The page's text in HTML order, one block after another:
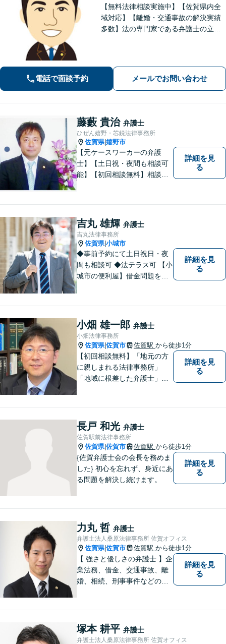
【無料法律相談実施中】【佐賀県内全
域対応】【離婚・交通事故の解決実績
多数】法の専門家である弁護士の立場
電話で面談予約 メールでお問い合わせ
藤藪 貴治 弁護士
ひぜん嬉野・芯鋭法律事務所
佐賀県|嬉野市
【元ケースワーカーの弁護
士】【土日祝・夜間も相談可
能】【初回相談無料】相談者
します。相続／離婚・男女問
題／交通事故／債務整理／労
働問題など幅広く対応可能で
す。
詳細を見
る
吉丸 雄輝 弁護士
吉丸法律事務所
佐賀県|小城市
◆事前予約にて土日祝日・夜
間も相談可 ◆法テラス可 【小
城市の便利屋】借金問題を中
詳細を見
る
小畑 雄一郎 弁護士
小畑法律事務所
佐賀県|佐賀市 佐賀駅 から徒歩1分
【初回相談無料】「地元の方
に親しまれる法律事務所」
「地域に根差した弁護士」を
など幅広く対応しております
ので、まずはお気軽にご相談
下さい。【JR佐賀駅1分】
【子連れ相談可】
詳細を見
る
長戸 和光 弁護士
佐賀駅前法律事務所
佐賀県|佐賀市 佐賀駅 から徒歩1分
{佐賀弁護士会の会長を務めま
した} 初心を忘れず、身近にあ
る問題を解決し続けます。
詳細を見
る
力丸 哲 弁護士
弁護士法人桑原法律事務所 佐賀オフィス
佐賀県|佐賀市 佐賀駅 から徒歩1分
【 強さと優しさの弁護士 】企
業法務、借金、交通事故、離
婚、相続、刑事事件などのご
なリーガルサービスを提供い
たします。
詳細を見
る
塚本 耕平 弁護士
弁護士法人桑原法律事務所 佐賀オフィス